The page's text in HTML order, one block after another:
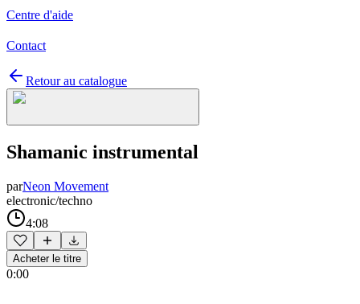
Centre d'aide
Contact
Retour au catalogue
Shamanic instrumental
parNeon Movement
electronic/techno
4:08
Acheter le titre
0:00